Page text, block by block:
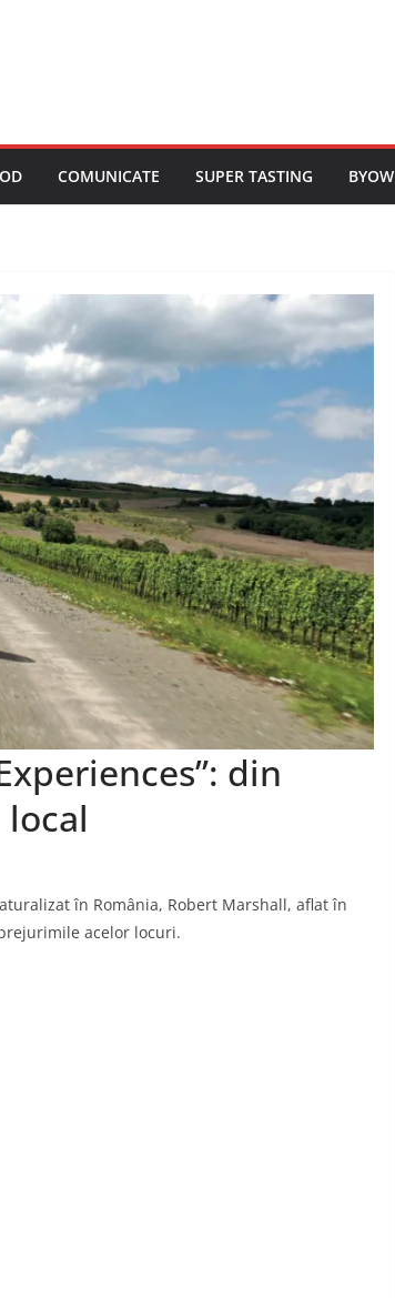
COMUNICATE SUPER TASTING BYOW
din
în România, Robert Marshall, aflat în
acelor locuri.